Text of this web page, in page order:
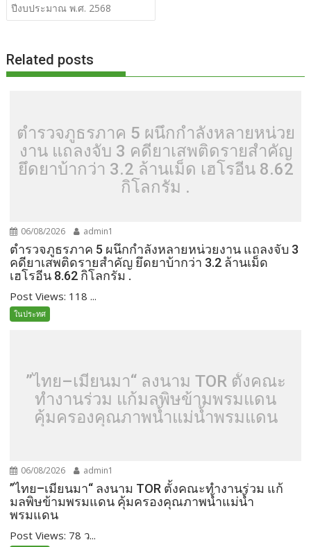
ปีงบประมาณ พ.ศ. 2568
Related posts
ตำรวจภูธรภาค 5 ผนึกกำลังหลายหน่วย
งาน แถลงจับ 3 คดียาเสพติดรายสำคัญ
ยึดยาบ้ากว่า 3.2 ล้านเม็ด เฮโรอีน 8.62
กิโลกรัม .
06/08/2026 admin1
ตำรวจภูธรภาค 5 ผนึกกำลังหลายหน่วยงาน แถลงจับ 3
คดียาเสพติดรายสำคัญ ยึดยาบ้ากว่า 3.2 ล้านเม็ด
เฮโรอีน 8.62 กิโลกรัม .
Post Views: 118 ...
ในประทศ
”ไทย–เมียนมา“ ลงนาม TOR ตั้งคณะ
ทำงานร่วม แก้มลพิษข้ามพรมแดน
คุ้มครองคุณภาพน้ำแม่น้ำพรมแดน
06/08/2026 admin1
”ไทย–เมียนมา“ ลงนาม TOR ตั้งคณะทำงานร่วม แก้
มลพิษข้ามพรมแดน คุ้มครองคุณภาพน้ำแม่น้ำ
พรมแดน
Post Views: 78 ว...